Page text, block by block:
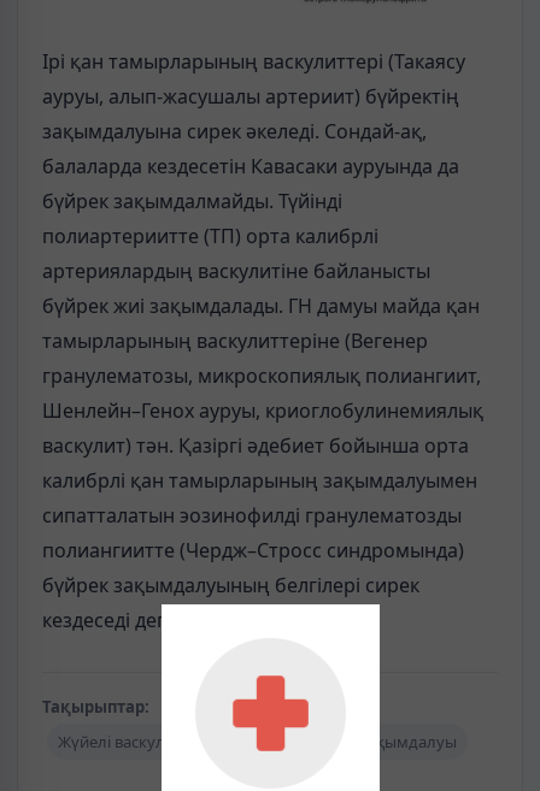
Ірі қан тамырларының васкулиттері (Такаясу
ауруы, алып-жасушалы артериит) бүйректің
зақымдалуына сирек әкеледі. Сондай-ақ,
балаларда кездесетін Кавасаки ауруында да
бүйрек зақымдалмайды. Түйінді
полиартериитте (ТП) орта калибрлі
артериялардың васкулитіне байланысты
бүйрек жиі зақымдалады. ГН дамуы майда қан
тамырларының васкулиттеріне (Вегенер
гранулематозы, микроскопиялық полиангиит,
Шенлейн–Генох ауруы, криоглобулинемиялық
васкулит) тән. Қазіргі әдебиет бойынша орта
калибрлі қан тамырларының зақымдалуымен
сипатталатын эозинофилді гранулематозды
полиангиитте (Чердж–Стросс синдромында)
бүйрек зақымдалуының белгілері сирек
кездеседі деп есептеледі.
Тақырыптар:
Жүйелі васкулиттер кезіндегі бүйректің зақымдалуы